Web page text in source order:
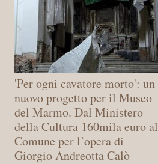
'Per ogni cavatore morto': un
nuovo progetto per il Museo
del Marmo. Dal Ministero
della Cultura 160mila euro al
Comune per l’opera di
Giorgio Andreotta Calò